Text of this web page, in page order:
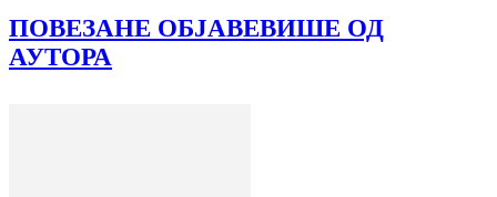
ПОВЕЗАНЕ ОБЈАВЕВИШЕ ОД
АУТОРА